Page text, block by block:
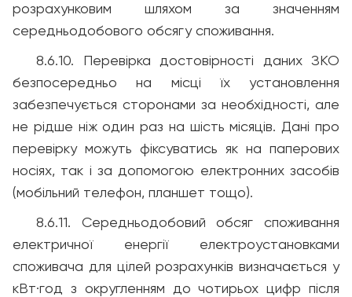
розрахунковим шляхом за значенням
середньодобового обсягу споживання.
8.6.10. Перевірка достовірності даних ЗКО
безпосередньо на місці їх установлення
забезпечується сторонами за необхідності, але
не рідше ніж один раз на шість місяців. Дані про
перевірку можуть фіксуватись як на паперових
носіях, так і за допомогою електронних засобів
(мобільний телефон, планшет тощо).
8.6.11. Середньодобовий обсяг споживання
електричної енергії електроустановками
споживача для цілей розрахунків визначається у
кВт·год з округленням до чотирьох цифр після